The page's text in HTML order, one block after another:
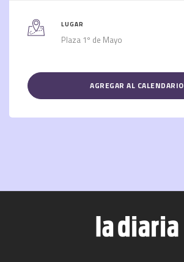
LUGAR
Plaza 1º de Mayo
AGREGAR AL CALENDARIO